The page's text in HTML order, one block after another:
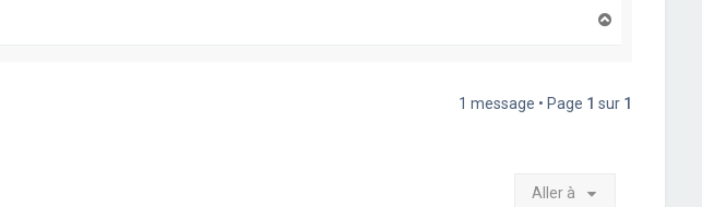
1 message • Page 1 sur 1
Aller à